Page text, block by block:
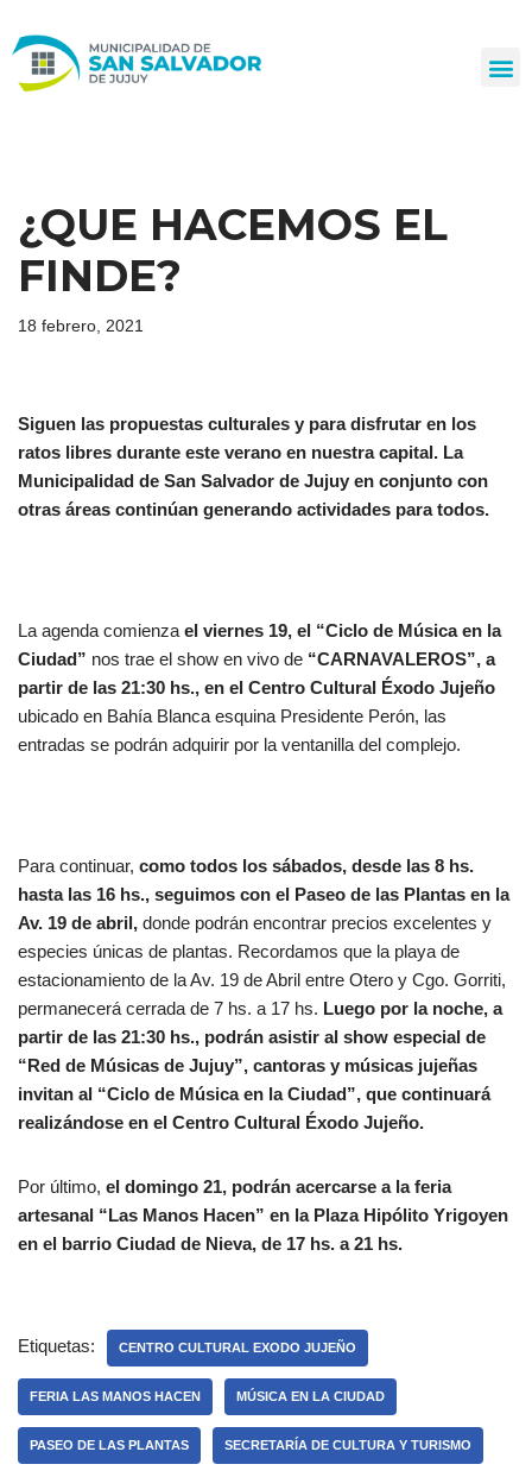
al
¿QUE HACEMOS EL
FINDE?
18 febrero, 2021
Siguen las propuestas culturales y para disfrutar en los
ratos libres durante este verano en nuestra capital. La
Municipalidad de San Salvador de Jujuy en conjunto con
otras áreas continúan generando actividades para todos.
La agenda comienza el viernes 19, el “Ciclo de Música en la
Ciudad” nos trae el show en vivo de “CARNAVALEROS”, a
partir de las 21:30 hs., en el Centro Cultural Éxodo Jujeño
ubicado en Bahía Blanca esquina Presidente Perón, las
entradas se podrán adquirir por la ventanilla del complejo.
Para continuar, como todos los sábados, desde las 8 hs.
hasta las 16 hs., seguimos con el Paseo de las Plantas en la
Av. 19 de abril, donde podrán encontrar precios excelentes y
especies únicas de plantas. Recordamos que la playa de
estacionamiento de la Av. 19 de Abril entre Otero y Cgo. Gorriti,
permanecerá cerrada de 7 hs. a 17 hs. Luego por la noche, a
partir de las 21:30 hs., podrán asistir al show especial de
“Red de Músicas de Jujuy”, cantoras y músicas jujeñas
invitan al “Ciclo de Música en la Ciudad”, que continuará
realizándose en el Centro Cultural Éxodo Jujeño.
Por último, el domingo 21, podrán acercarse a la feria
artesanal “Las Manos Hacen” en la Plaza Hipólito Yrigoyen
en el barrio Ciudad de Nieva, de 17 hs. a 21 hs.
Etiquetas: CENTRO CULTURAL EXODO JUJEÑO
FERIA LAS MANOS HACEN MÚSICA EN LA CIUDAD
PASEO DE LAS PLANTAS SECRETARÍA DE CULTURA Y TURISMO